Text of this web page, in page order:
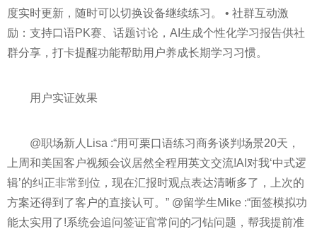
度实时更新，随时可以切换设备继续练习。 • 社群互动激
励：支持口语PK赛、话题讨论，AI生成个性化学习报告供社
群分享，打卡提醒功能帮助用户养成长期学习习惯。
用户实证效果
@职场新人Lisa :“用可栗口语练习商务谈判场景20天，
上周和美国客户视频会议居然全程用英文交流!AI对我‘中式逻
辑’的纠正非常到位，现在汇报时观点表达清晰多了，上次的
方案还得到了客户的直接认可。” @留学生Mike :“面签模拟功
能太实用了!系统会追问签证官常问的刁钻问题，帮我提前准